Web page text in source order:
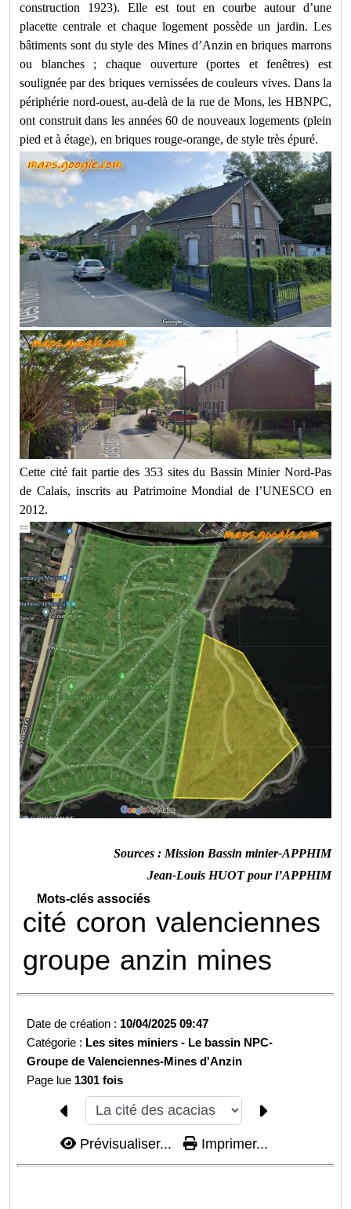
construction 1923). Elle est tout en courbe autour d’une
placette centrale et chaque logement possède un jardin. Les
bâtiments sont du style des Mines d’Anzin en briques marrons
ou blanches ; chaque ouverture (portes et fenêtres) est
soulignée par des briques vernissées de couleurs vives. Dans la
périphérie nord-ouest, au-delà de la rue de Mons, les HBNPC,
ont construit dans les années 60 de nouveaux logements (plein
pied et à étage), en briques rouge-orange, de style très épuré.
Cette cité fait partie des 353 sites du Bassin Minier Nord-Pas
de Calais, inscrits au Patrimoine Mondial de l’UNESCO en
2012.
Sources : Mission Bassin minier-APPHIM
Jean-Louis HUOT pour l’APPHIM
Mots-clés associés
cité coron valenciennes
groupe anzin mines
Date de création : 10/04/2025 09:47
Catégorie : Les sites miniers - Le bassin NPC-
Groupe de Valenciennes-Mines d'Anzin
Page lue 1301 fois
Prévisualiser... Imprimer...